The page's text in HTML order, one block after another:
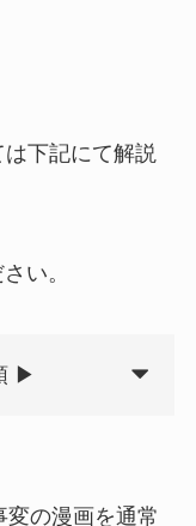
下記にて解説
い。
▶
の漫画を通常